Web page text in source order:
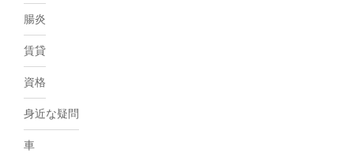
腸炎
賃貸
資格
身近な疑問
車